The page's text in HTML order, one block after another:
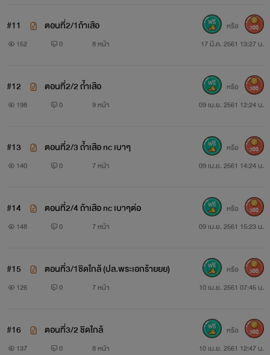
#11 ตอนที่2/1ถ้าเสือ
152 0 8 หน้า 17 มี.ค. 2561 13:27 น.
หรือ 300
#12 ตอนที่2/2 ถ้ำเสือ
198 0 9 หน้า 09 เม.ย. 2561 12:24 น.
หรือ 300
#13 ตอนที่2/3 ถ้ำเสือ nc เบาๆ
140 0 7 หน้า 09 เม.ย. 2561 14:24 น.
หรือ 300
#14 ตอนที่2/4 ถ้าเสือ nc เบาๆต่อ
148 0 7 หน้า 09 เม.ย. 2561 15:23 น.
หรือ 300
#15 ตอนที่3/1ชิดใกล้ (ปล.พระเอกร้ายยย)
126 0 7 หน้า 10 เม.ย. 2561 07:45 น.
หรือ 300
#16 ตอนที่3/2 ชิดใกล้
137 0 8 หน้า 10 เม.ย. 2561 12:47 น.
หรือ 300